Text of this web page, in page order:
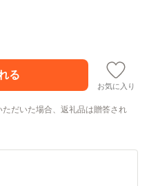
お気に入り
だいた場合、返礼品は贈答され